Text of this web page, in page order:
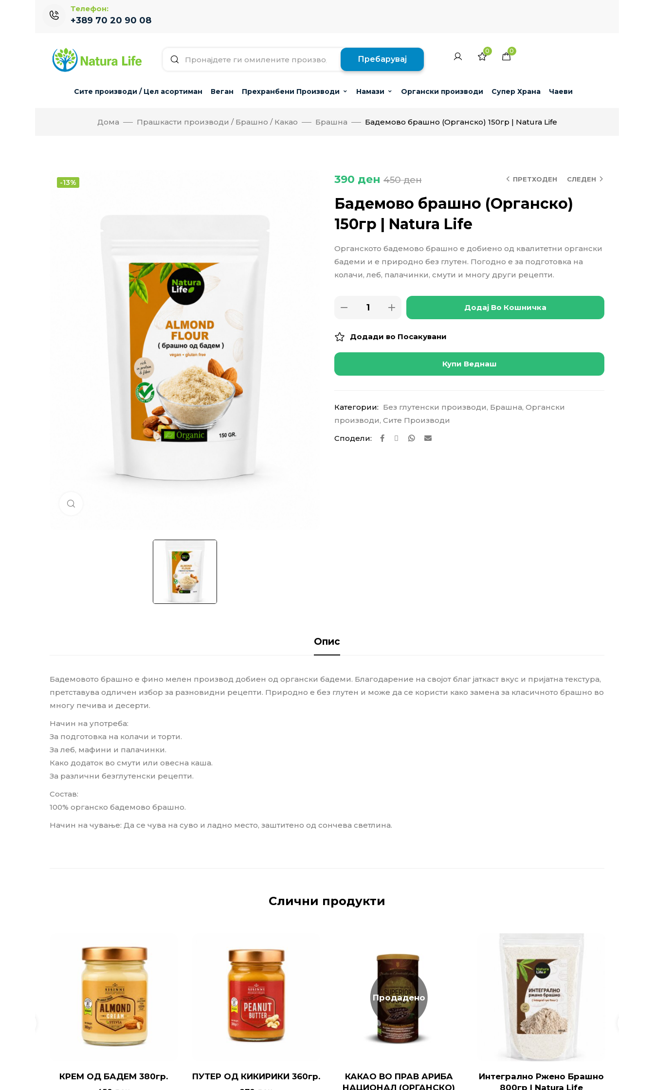
Телефон:
+389 70 20 90 08
Пребарувај
0 0
Сите производи / Цел асортиман Веган Прехранбени Производи Намази Органски производи Супер Храна Чаеви
Дома Прашкасти производи / Брашно / Какао Брашна Бадемово брашно (Органско) 150гр | Natura Life
-13% ПРЕТХОДЕН СЛЕДЕН
390 ден 450ден
Бадемово брашно (Органско)
150гр | Natura Life
Органското бадемово брашно е добиено од квалитетни органски
бадеми и е природно без глутен. Погодно е за подготовка на
колачи, леб, палачинки, смути и многу други рецепти.
Додај Во Кошничка
Додади во Посакувани
Купи Веднаш
Категории: Без глутенски производи, Брашна, Органски
производи, Сите Производи
Сподели:
Опис
Бадемовото брашно е фино мелен производ добиен од органски бадеми. Благодарение на својот благ јаткаст вкус и пријатна текстура,
претставува одличен избор за разновидни рецепти. Природно е без глутен и може да се користи како замена за класичното брашно во
многу печива и десерти.
Начин на употреба:
За подготовка на колачи и торти.
За леб, мафини и палачинки.
Како додаток во смути или овесна каша.
За различни безглутенски рецепти.
Состав:
100% органско бадемово брашно.
Начин на чување: Да се чува на суво и ладно место, заштитено од сончева светлина.
Слични продукти
КРЕМ ОД БАДЕМ 380гр. ПУТЕР ОД КИКИРИКИ 360гр.
Продадено
КАКАО ВО ПРАВ АРИБА
НАЦИОНАЛ (ОРГАНСКО)
Интегрално Ржено Брашно
800гр | Natura Life